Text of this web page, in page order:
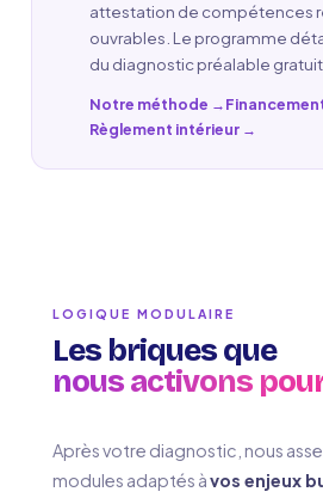
attestation de compétences
ouvrables. Le programme
du diagnostic préalable gratuit.
Notre méthode →
Règlement intérieur →
LOGIQUE MODULAIRE
Les briques que
nous activons
Après votre diagnostic, nous
modules adaptés àvos enjeux